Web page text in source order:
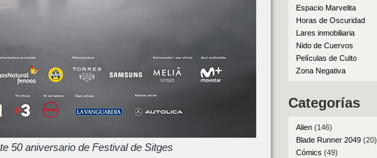
50 aniversario de Festival de Sitges
Espacio Marvelita
Horas de Oscuridad
Lares inmobiliaria
Nido de Cuervos
Películas de Culto
Zona Negativa
Categorías
Alien(146)
Blade Runner 2049(20)
Cómics (49)